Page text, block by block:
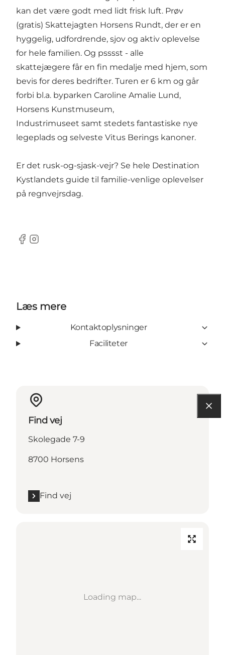
kan det være godt med lidt frisk luft. Prøv
(gratis) Skattejagten Horsens Rundt, der er en
hyggelig, udfordrende, sjov og aktiv oplevelse
for hele familien. Og psssst - alle
skattejægere får en fin medalje med hjem, som
bevis for deres bedrifter. Turen er 6 km og går
forbi bl.a. byparken Caroline Amalie Lund,
Horsens Kunstmuseum,
Industrimuseet samt stedets fantastiske nye
legeplads og selveste Vitus Berings kanoner.
Er det rusk-og-sjask-vejr? Se hele Destination
Kystlandets guide til familie-venlige oplevelser
på regnvejrsdag.
Facebook
Instagram
Læs mere
Kontaktoplysninger
Faciliteter
Find vej
Skolegade 7-9
8700 Horsens
Find vej
Loading map...